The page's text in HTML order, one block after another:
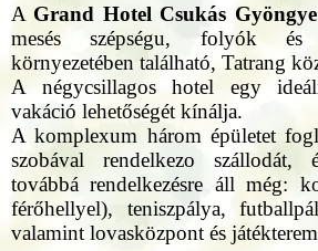
A Grand Hotel Csukás Gyöngye
mesés szépségu, folyók és
környezetében található, Tatrang
A négycsillagos hotel egy
vakáció lehetőségét kínálja.
A komplexum három épületet
szobával rendelkezo
továbbá rendelkezésre áll még:
férőhellyel), teniszpálya,
valamint lovasközpont és